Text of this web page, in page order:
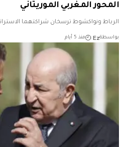
المحور المغربي الموريتاني
الرباط ونواكشوط ترسخان شراكتهما
بواسطةEz منذ 5 أيام